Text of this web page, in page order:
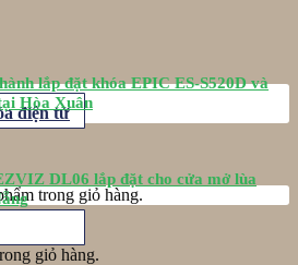
trong giỏ hàng.
giỏ hàng.
điện tử
lắp đặt khóa EPIC ES-S520D và
Hòa Xuân
DL06 lắp đặt cho cửa mở lùa